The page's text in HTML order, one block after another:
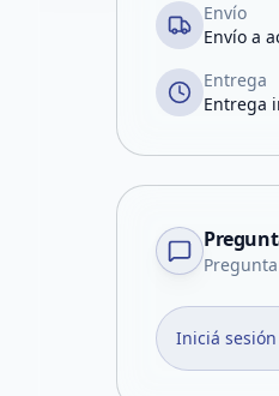
Envío
Envío a
Entrega
Entrega
Iniciá sesión